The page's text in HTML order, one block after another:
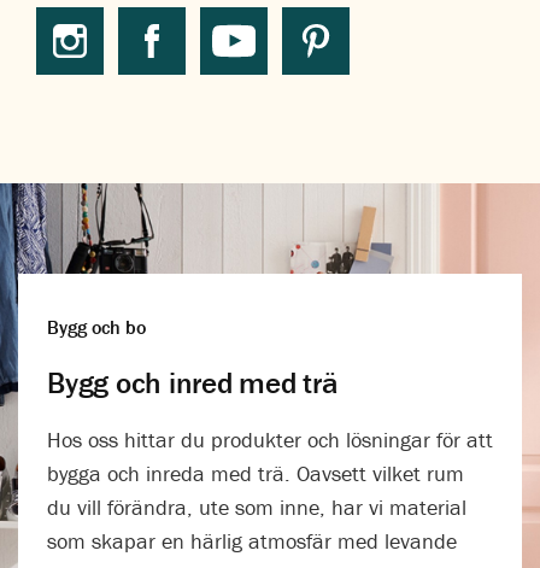
Bygg och bo
Bygg och inred med trä
Hos oss hittar du produkter och lösningar för att
bygga och inreda med trä. Oavsett vilket rum
du vill förändra, ute som inne, har vi material
som skapar en härlig atmosfär med levande